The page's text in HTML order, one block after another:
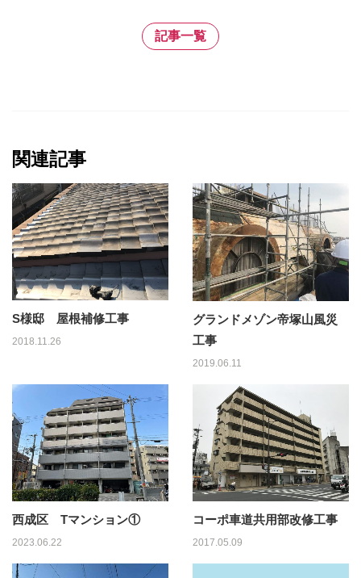
記事一覧
関連記事
S様邸 屋根補修工事
2018.11.26
グランドメゾン帝塚山風災
工事
2019.06.11
西成区 Tマンション①
2023.06.22
コーポ車道共用部改修工事
2017.05.09